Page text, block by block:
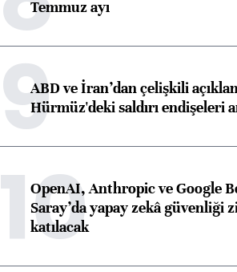
Temmuz ayı
9ABD ve İran’dan çelişkili
Hürmüz'deki saldırı endişeleri
10
OpenAI, Anthropic ve Google
Saray’da yapay zekâ güvenliği
katılacak